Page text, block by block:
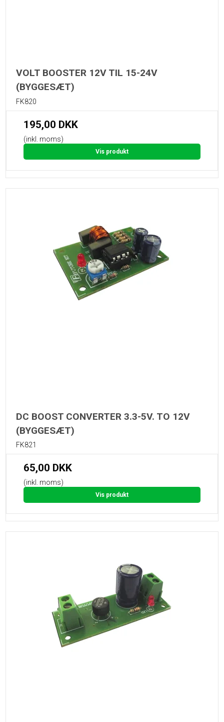
VOLT BOOSTER 12V TIL 15-24V
(BYGGESÆT)
FK820
195,00 DKK
(inkl. moms)
Vis produkt
DC BOOST CONVERTER 3.3-5V. TO 12V
(BYGGESÆT)
FK821
65,00 DKK
(inkl. moms)
Vis produkt